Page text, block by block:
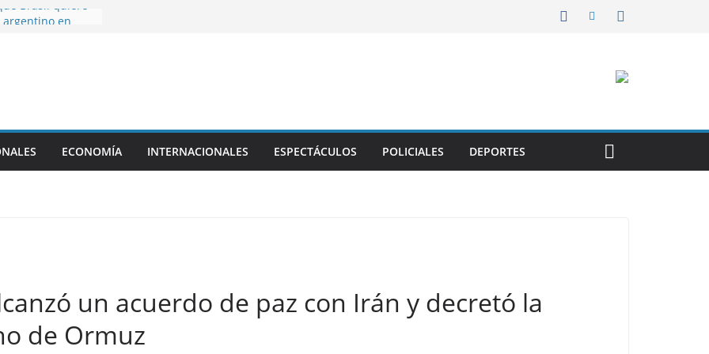
Brasil quiere
en
vs.
19
confirmadas: el
el Estadio
Maradona
ECONOMÍA INTERNACIONALES ESPECTÁCULOS POLICIALES DEPORTES
un acuerdo de paz con Irán y decretó la
de Ormuz